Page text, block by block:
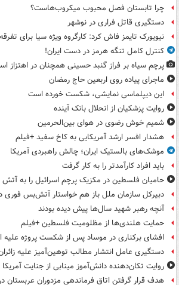
چرا تابستان فصل محبوب میکروب‌هاست؟
دستگیری قاتل فراری در نوشهر
نیویورک تایمز فاش کرد: کارگروه ویژه سیا برای
کنترل کامل تنگه هرمز در دست ایران!
پرچم سیاه بر فراز گنبد حسینی همچنان در اهتزاز
ماجرای پیاده روی اربعین حاج رمضان
این دیپلماسی نمایشی، شکست خورده است
روایت پزشکیان از انحلال بانک آینده
شمیم خوش رضوی در هوای بین‌الحرمین
هشدار افسر ارشد آمریکایی به کاخ سفید +فیلم
موشک‌های بالستیک ایران؛ چالش راهبردی آمریکا
باید افراد کارآمدتر را به کار گرفت
حامیان فلسطین در مکزیک پرچم اسرائیل را به
دبیرکل سازمان ملل باز هم خواستار آتش‌بس فوری
آنچه رهبر شهید سال‌ها پیش دیده بودند
حمایت هلندی‌ها از مظلومیت فلسطین +فیلم
افشای برکناری در موساد پس از شکست پروژه علیه
دستگیری عامل انتشار مطالب توهین‌آمیز علیه
روایت تکان‌دهنده دانش‌آموز مینابی از جنایت آمریکا
هدف قرار گرفتن اتاق‌ فرماندهی مزدوران عربستان